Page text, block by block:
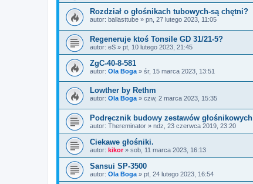
Rozdział o głośnikach tubowych-są chętni?
autor: ballasttube » pn, 27 lutego 2023, 11:05
Regeneruje ktoś Tonsile GD 31/21-5?
autor: eS » pt, 10 lutego 2023, 21:45
ZgC-40-8-581
autor: Ola Boga » śr, 15 marca 2023, 13:51
Lowther by Rethm
autor: Ola Boga» czw, 2 marca 2023, 15:35
Podręcznik budowy zestawów głośnikowych
autor: Thereminator » ndz, 23 czerwca 2019, 23:20
Ciekawe głośniki.
autor: kikor» sob, 11 marca 2023, 16:13
Sansui SP-3500
autor: Ola Boga » pt, 24 lutego 2023, 16:54